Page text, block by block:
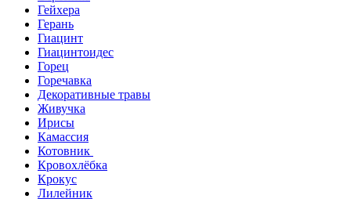
Гейхера
Герань
Гиацинт
Гиацинтоидес
Горец
Горечавка
Декоративные травы
Живучка
Ирисы
Камассия
Котовник
Кровохлёбка
Крокус
Лилейник